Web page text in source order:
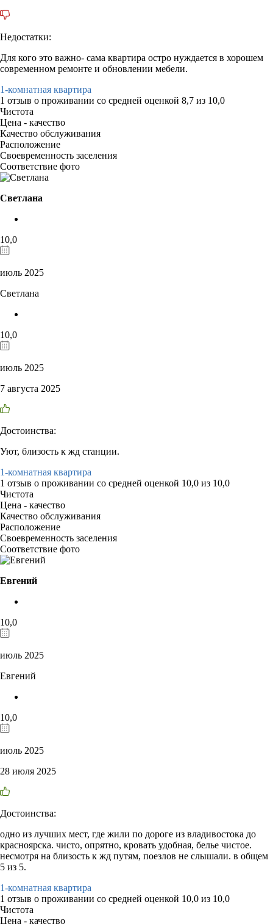
Недостатки:
Для кого это важно- сама квартира остро нуждается в хорошем
современном ремонте и обновлении мебели.
1-комнатная квартира
1 отзыв о проживании со средней оценкой 8,7 из 10,0
Чистота
Цена - качество
Качество обслуживания
Расположение
Своевременность заселения
Соответствие фото
Светлана
10,0
июль 2025
Светлана
10,0
июль 2025
7 августа 2025
Достоинства:
Уют, близость к жд станции.
1-комнатная квартира
1 отзыв о проживании со средней оценкой 10,0 из 10,0
Чистота
Цена - качество
Качество обслуживания
Расположение
Своевременность заселения
Соответствие фото
Евгений
10,0
июль 2025
Евгений
10,0
июль 2025
28 июля 2025
Достоинства:
одно из лучших мест, где жили по дороге из владивостока до
красноярска. чисто, опрятно, кровать удобная, белье чистое.
несмотря на близость к жд путям, поезлов не слышали. в общем
5 из 5.
1-комнатная квартира
1 отзыв о проживании со средней оценкой 10,0 из 10,0
Чистота
Цена - качество